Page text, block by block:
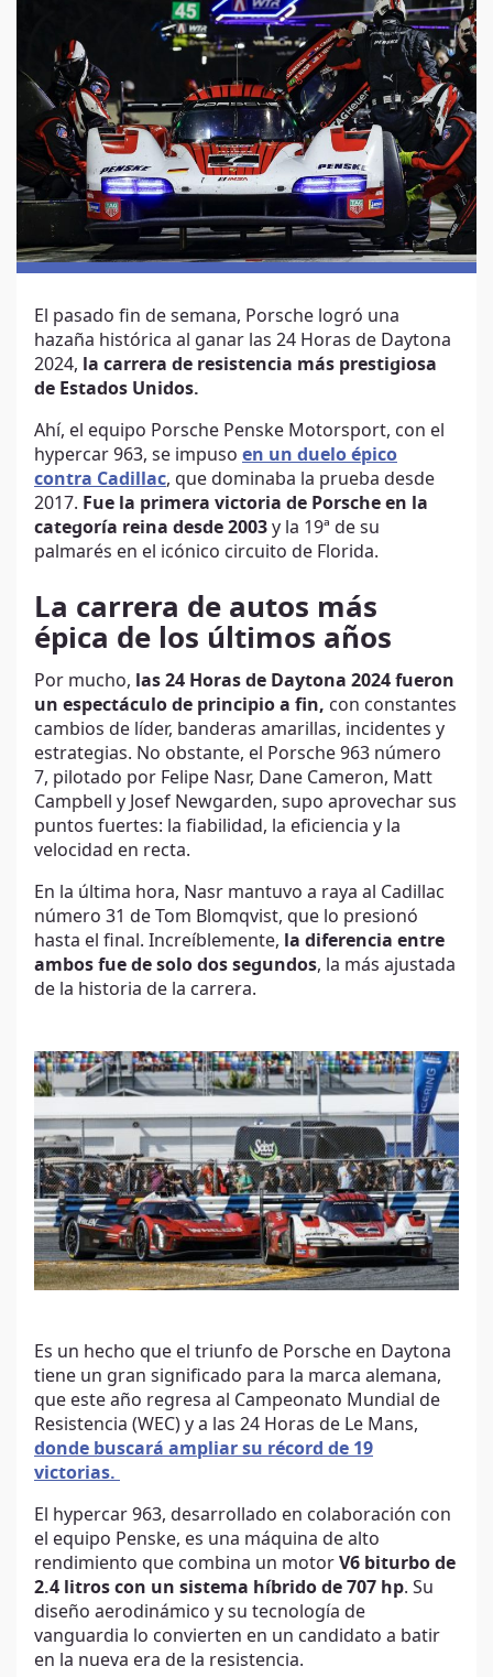
El pasado fin de semana, Porsche logró una
hazaña histórica al ganar las 24 Horas de Daytona
2024,
la carrera de resistencia más prestigiosa
de Estados Unidos.
Ahí, el equipo Porsche Penske Motorsport, con el
hypercar 963, se impuso en un duelo épico
contra Cadillac, que dominaba la prueba desde
2017. Fue la primera victoria de Porsche en la
categoría reina desde 2003 y la 19ª de su
palmarés en el icónico circuito de Florida.
La carrera de autos más
épica de los últimos años
Por mucho,
las 24 Horas de Daytona 2024 fueron
un espectáculo de principio a fin, con constantes
cambios de líder, banderas amarillas, incidentes y
estrategias. No obstante, el Porsche 963 número
7, pilotado por Felipe Nasr, Dane Cameron, Matt
Campbell y Josef Newgarden, supo aprovechar sus
puntos fuertes: la fiabilidad, la eficiencia y la
velocidad en recta.
En la última hora, Nasr mantuvo a raya al Cadillac
número 31 de Tom Blomqvist, que lo presionó
hasta el final. Increíblemente,
la diferencia entre
ambos fue de solo dos segundos, la más ajustada
de la historia de la carrera.
Es un hecho que el triunfo de Porsche en Daytona
tiene un gran significado para la marca alemana,
que este año regresa al Campeonato Mundial de
Resistencia (WEC) y a las 24 Horas de Le Mans,
donde buscará ampliar su récord de 19
victorias.
El hypercar 963, desarrollado en colaboración con
el equipo Penske, es una máquina de alto
rendimiento que combina un motor V6 biturbo de
2.4 litros con un sistema híbrido de 707 hp. Su
diseño aerodinámico y su tecnología de
vanguardia lo convierten en un candidato a batir
en la nueva era de la resistencia.